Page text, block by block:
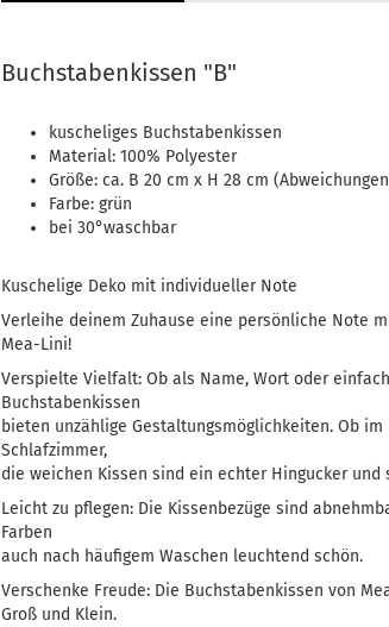
Mainzelmännchen
Platzset
Servietten
Tasse
Flämmchen
Kerzenhalter
Stabkerzen
Buchstabenkissen "B"
kuscheliges Buchstabenkissen
Material: 100% Polyester
Größe: ca. B 20 cm x H 28 cm
Farbe: grün
bei 30°waschbar
Kuschelige Deko mit individueller Note
Verleihe deinem Zuhause eine persönliche Note
Mea-Lini!
Verspielte Vielfalt: Ob als Name, Wort oder
Buchstabenkissen
bieten unzählige Gestaltungsmöglichkeiten. Ob
Schlafzimmer,
die weichen Kissen sind ein echter Hingucker
Leicht zu pflegen: Die Kissenbezüge sind
Farben
auch nach häufigem Waschen leuchtend schön.
Verschenke Freude: Die Buchstabenkissen von
Groß und Klein.